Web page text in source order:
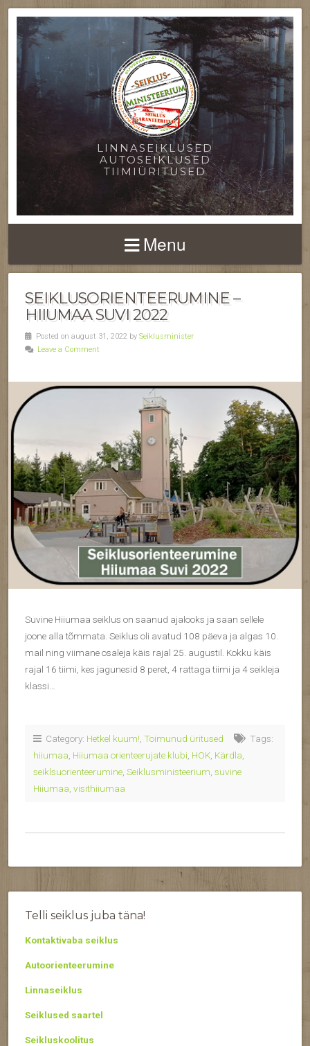
LINNASEIKLUSED
AUTOSEIKLUSED
TIIMIÜRITUSED
Menu
SEIKLUSORIENTEERUMINE –
HIIUMAA SUVI 2022
Posted on august 31, 2022 by Seiklusminister
Leave a Comment
Suvine Hiiumaa seiklus on saanud ajalooks ja saan sellele
joone alla tõmmata. Seiklus oli avatud 108 päeva ja algas 10.
mail ning viimane osaleja käis rajal 25. augustil. Kokku käis
rajal 16 tiimi, kes jagunesid 8 peret, 4 rattaga tiimi ja 4 seikleja
klassi…
Category: Hetkel kuum! Toimunud üritused
Tags:
hiiumaa Hiiumaa orienteerujate klubi HOK Kärdla
seiklsuorienteerumine Seiklusministeerium suvine
Hiiumaa visithiiumaa
Telli seiklus juba täna!
Kontaktivaba seiklus
Autoorienteerumine
Linnaseiklus
Seiklused saartel
Seikluskoolitus